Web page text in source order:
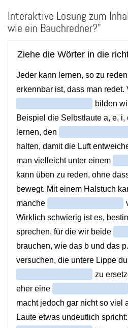
zum
Inhalt
Interaktive Lösung zum
wie ein Bauchredner?"